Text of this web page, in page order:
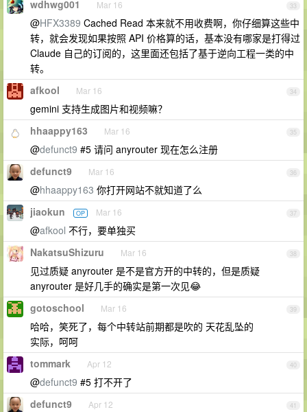
33
wdhwg001 Mar 16
@HFX3389 Cached Read 本来就不用收费啊，你仔细算这些中
转，就会发现如果按照 API 价格算的话，基本没有哪家是打得过
Claude 自己的订阅的，这里面还包括了基于逆向工程一类的中
转。
34
afkool Mar 16
gemini 支持生成图片和视频嘛？
35
hhaappy163 Mar 16
@defunct9 #5 请问 anyrouter 现在怎么注册
36
defunct9 Mar 16
@hhaappy163 你打开网站不就知道了么
37
jiaokun OP Mar 16
@afkool 不行，要单独买
38
NakatsuShizuru Mar 16
见过质疑 anyrouter 是不是官方开的中转的，但是质疑
anyrouter 是好几手的确实是第一次见😂
39
gotoschool Mar 16
哈哈，笑死了，每个中转站前期都是吹的 天花乱坠的
实际，呵呵
40
tommark Apr 12
@defunct9 #5 打不开了
41
defunct9 Apr 12